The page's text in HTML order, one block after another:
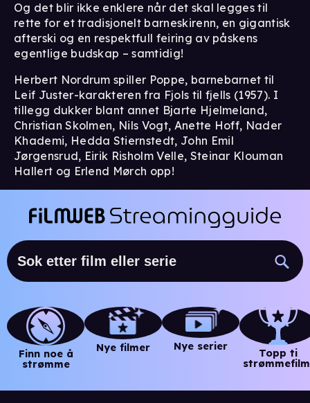
Og det blir ikke enklere når det skal legges til
rette for et tradisjonelt barneskirenn, en gigantisk
afterski og en respektfull feiring av påskens
egentlige budskap – samtidig!
Herbert Nordrum spiller Poppe, barnebarnet til
Leif Juster-karakteren fra Fjols til fjells (1957). I
tillegg dukker blant annet Bjarte Hjelmeland,
Christian Skolmen, Nils Vogt, Anette Hoff, Nader
Khademi, Hedda Stiernstedt, John Emil
Jørgensrud, Eirik Risholm Velle, Steinar Klouman
Hallert og Erlend Mørch opp!
Finn noe å
strømme
Nye filmer Nye serier
Topp ti